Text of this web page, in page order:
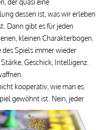
der quasi eine
dessen ist, was wir erleben
Dann gibt es für jeden
kleinen Charakterbogen.
Spiels immer wieder
Geschick, Intelligenz.
kooperativ, wie man es
gewöhnt ist. Nein, jeder